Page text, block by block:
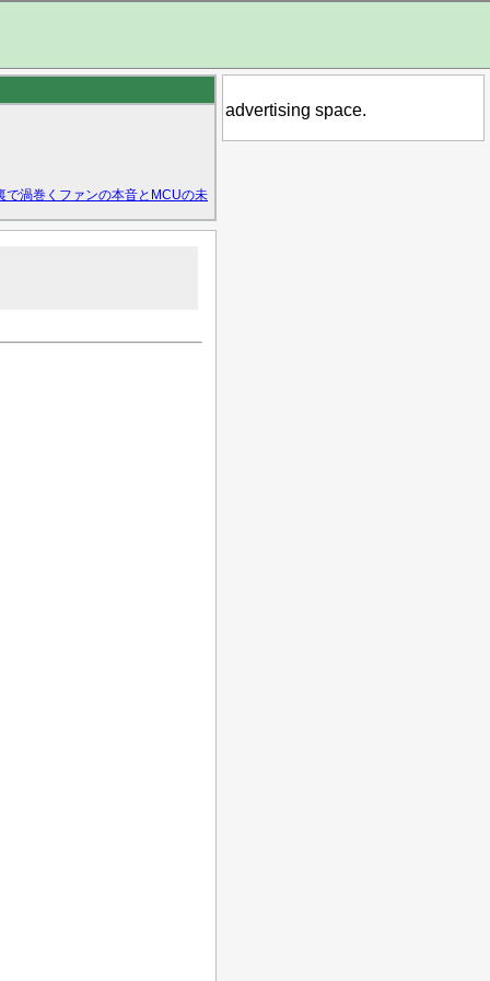
で渦巻くファンの本音とMCUの未
advertising space.